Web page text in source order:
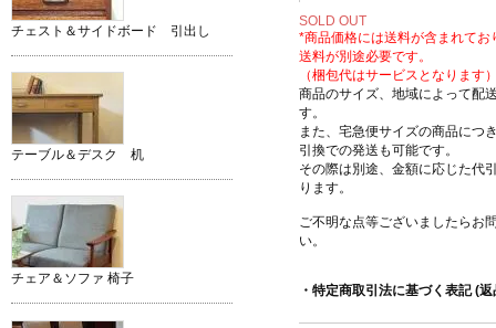
SOLD OUT
*商品価格には送料が含まれてお
送料が別途必要です。
（梱包代はサービスとなります
商品のサイズ、地域によって配
す。
また、宅急便サイズの商品につ
引換での発送も可能です。
その際は別途、金額に応じた代
ります。
ご不明な点等ございましたらお
い。
・特定商取引法に基づく表記 (
チェスト＆サイドボード 引出し
テーブル＆デスク 机
チェア＆ソファ 椅子